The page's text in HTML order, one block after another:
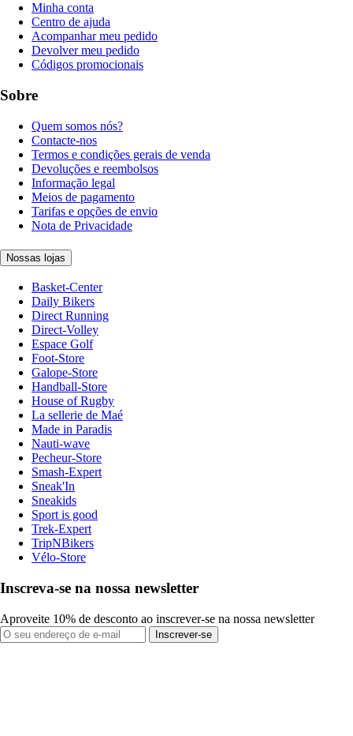
Minha conta
Centro de ajuda
Acompanhar meu pedido
Devolver meu pedido
Códigos promocionais
Sobre
Quem somos nós?
Contacte-nos
Termos e condições gerais de venda
Devoluções e reembolsos
Informação legal
Meios de pagamento
Tarifas e opções de envio
Nota de Privacidade
Nossas lojas
Basket-Center
Daily Bikers
Direct Running
Direct-Volley
Espace Golf
Foot-Store
Galope-Store
Handball-Store
House of Rugby
La sellerie de Maé
Made in Paradis
Nauti-wave
Pecheur-Store
Smash-Expert
Sneak'In
Sneakids
Sport is good
Trek-Expert
TripNBikers
Vélo-Store
Inscreva-se na nossa newsletter
Aproveite 10% de desconto ao inscrever-se na nossa newsletter
Inscrever-se